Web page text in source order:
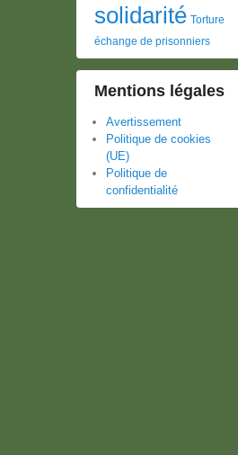
solidarité Torture
échange de prisonniers
Mentions légales
Avertissement
Politique de cookies
(UE)
Politique de
confidentialité